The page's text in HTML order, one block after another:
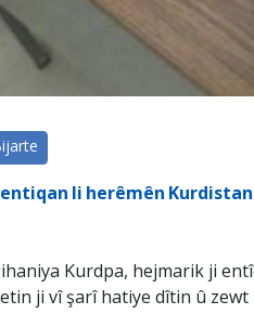
li herêmên
Kurdpa, hejmarik ji
ji vî şarî hatiye dîtin û